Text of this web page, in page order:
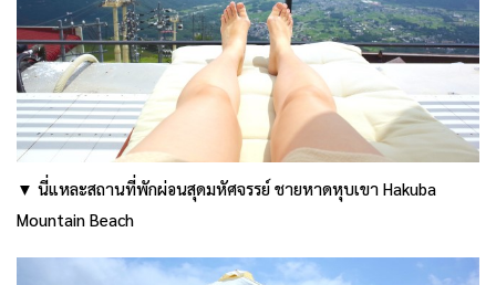
▼ นี่แหละสถานที่พักผ่อนสุดมหัศจรรย์ ชายหาดหุบเขา Hakuba
Mountain Beach